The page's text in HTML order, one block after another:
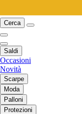
Cerca
Saldi
Occasioni
Novità
Scarpe
Moda
Palloni
Protezioni